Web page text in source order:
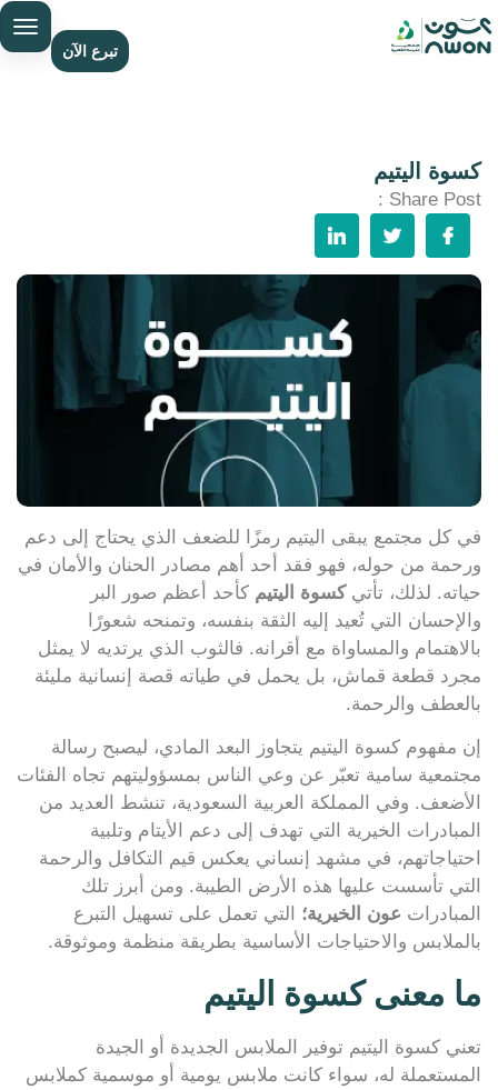
تبرع الآن
كسوة اليتيم
Share Post :
في كل مجتمع يبقى اليتيم رمزًا للضعف الذي يحتاج إلى دعم
ورحمة من حوله، فهو فقد أحد أهم مصادر الحنان والأمان في
حياته. لذلك، تأتيكسوة اليتيم كأحد أعظم صور البر
والإحسان التي تُعيد إليه الثقة بنفسه، وتمنحه شعورًا
بالاهتمام والمساواة مع أقرانه. فالثوب الذي يرتديه لا يمثل
مجرد قطعة قماش، بل يحمل في طياته قصة إنسانية مليئة
بالعطف والرحمة.
إن مفهوم كسوة اليتيم يتجاوز البعد المادي، ليصبح رسالة
مجتمعية سامية تعبّر عن وعي الناس بمسؤوليتهم تجاه الفئات
الأضعف. وفي المملكة العربية السعودية، تنشط العديد من
المبادرات الخيرية التي تهدف إلى دعم الأيتام وتلبية
احتياجاتهم، في مشهد إنساني يعكس قيم التكافل والرحمة
التي تأسست عليها هذه الأرض الطيبة. ومن أبرز تلك
المبادرات عون الخيرية؛ التي تعمل على تسهيل التبرع
بالملابس والاحتياجات الأساسية بطريقة منظمة وموثوقة.
ما معنى كسوة اليتيم
تعني كسوة اليتيم توفير الملابس الجديدة أو الجيدة
المستعملة له، سواء كانت ملابس يومية أو موسمية كملابس